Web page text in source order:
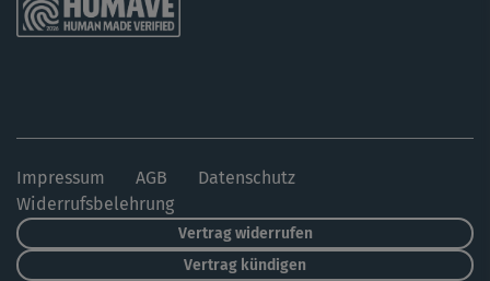
Impressum AGB
Datenschutz
Widerrufsbelehrung
Vertrag widerrufen
Vertrag kündigen